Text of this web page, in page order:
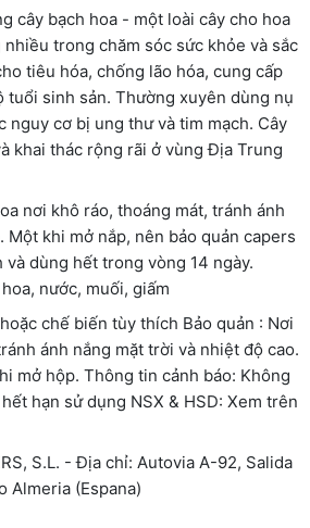
cây bạch hoa - một loài cây cho hoa
trong chăm sóc sức khỏe và sắc
tiêu hóa, chống lão hóa, cung cấp
tuổi sinh sản. Thường xuyên dùng nụ
nguy cơ bị ung thư và tim mạch. Cây
khai thác rộng rãi ở vùng Địa Trung
nơi khô ráo, thoáng mát, tránh ánh
khi mở nắp, nên bảo quản capers
dùng hết trong vòng 14 ngày.
nước, muối, giấm
chế biến tùy thích Bảo quản : Nơi
ánh nắng mặt trời và nhiệt độ cao.
mở hộp. Thông tin cảnh báo: Không
hạn sử dụng NSX & HSD: Xem trên
S.L. - Địa chỉ: Autovia A-92, Salida
Almeria (Espana)